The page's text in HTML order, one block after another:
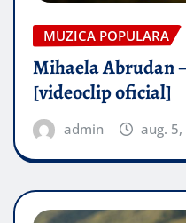
MUZICA POPULARA
Mihaela Abrudan
[videoclip oficial]
admin aug.